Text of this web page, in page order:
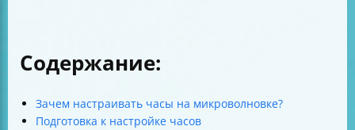
Содержание:
Зачем настраивать часы на микроволновке?
Подготовка к настройке часов